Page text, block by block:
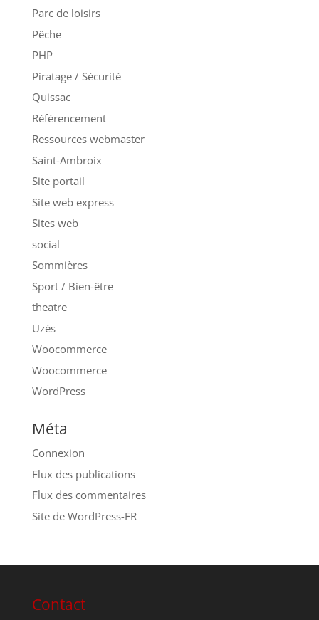
Parc de loisirs
Pêche
PHP
Piratage / Sécurité
Quissac
Référencement
Ressources webmaster
Saint-Ambroix
Site portail
Site web express
Sites web
social
Sommières
Sport / Bien-être
theatre
Uzès
Woocommerce
Woocommerce
WordPress
Méta
Connexion
Flux des publications
Flux des commentaires
Site de WordPress-FR
Contact